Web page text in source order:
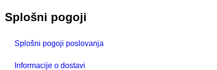
Splošni pogoji
Splošni pogoji poslovanja
Informacije o dostavi